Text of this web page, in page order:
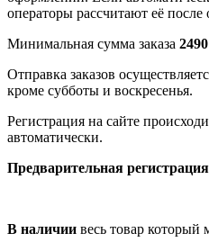
операторы рассчитают её после
Минимальная сумма заказа
Отправка заказов
кроме субботы и воскресенья.
Регистрация на сайте
автоматически.
Предварительная регистрация
В наличии весь товар который